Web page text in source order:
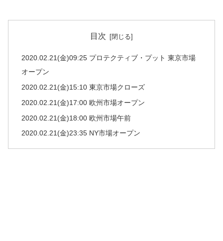
目次
2020.02.21(金)09:25 プロテクティブ・プット 東京市場
オープン
2020.02.21(金)15:10 東京市場クローズ
2020.02.21(金)17:00 欧州市場オープン
2020.02.21(金)18:00 欧州市場午前
2020.02.21(金)23:35 NY市場オープン